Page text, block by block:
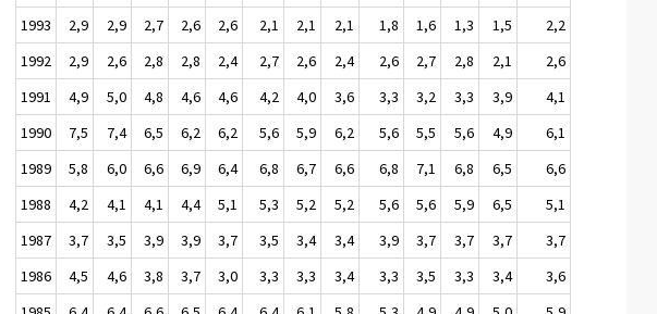
1993
2,9 2,9 2,7 2,6 2,6 2,1 2,1 2,1 1,8 1,6 1,3 1,5
2,2
1992
2,9 2,6 2,8 2,8 2,4 2,7 2,6 2,4 2,6 2,7 2,8 2,1
2,6
1991
4,9 5,0 4,8 4,6 4,6 4,2 4,0 3,6 3,3 3,2 3,3 3,9
4,1
1990
7,5 7,4 6,5 6,2 6,2 5,6 5,9 6,2 5,6 5,5 5,6 4,9
6,1
1989
5,8 6,0 6,6 6,9 6,4 6,8 6,7 6,6 6,8 7,1 6,8 6,5
6,6
1988
4,2 4,1 4,1 4,4 5,1 5,3 5,2 5,2 5,6 5,6 5,9 6,5
5,1
1987
3,7 3,5 3,9 3,9 3,7 3,5 3,4 3,4 3,9 3,7 3,7 3,7
3,7
1986
4,5 4,6 3,8 3,7 3,0 3,3 3,3 3,4 3,3 3,5 3,3 3,4
3,6